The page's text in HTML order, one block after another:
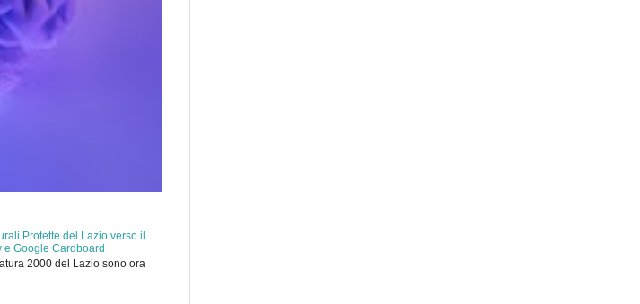
Protette del Lazio verso il
Google Cardboard
2000 del Lazio sono ora